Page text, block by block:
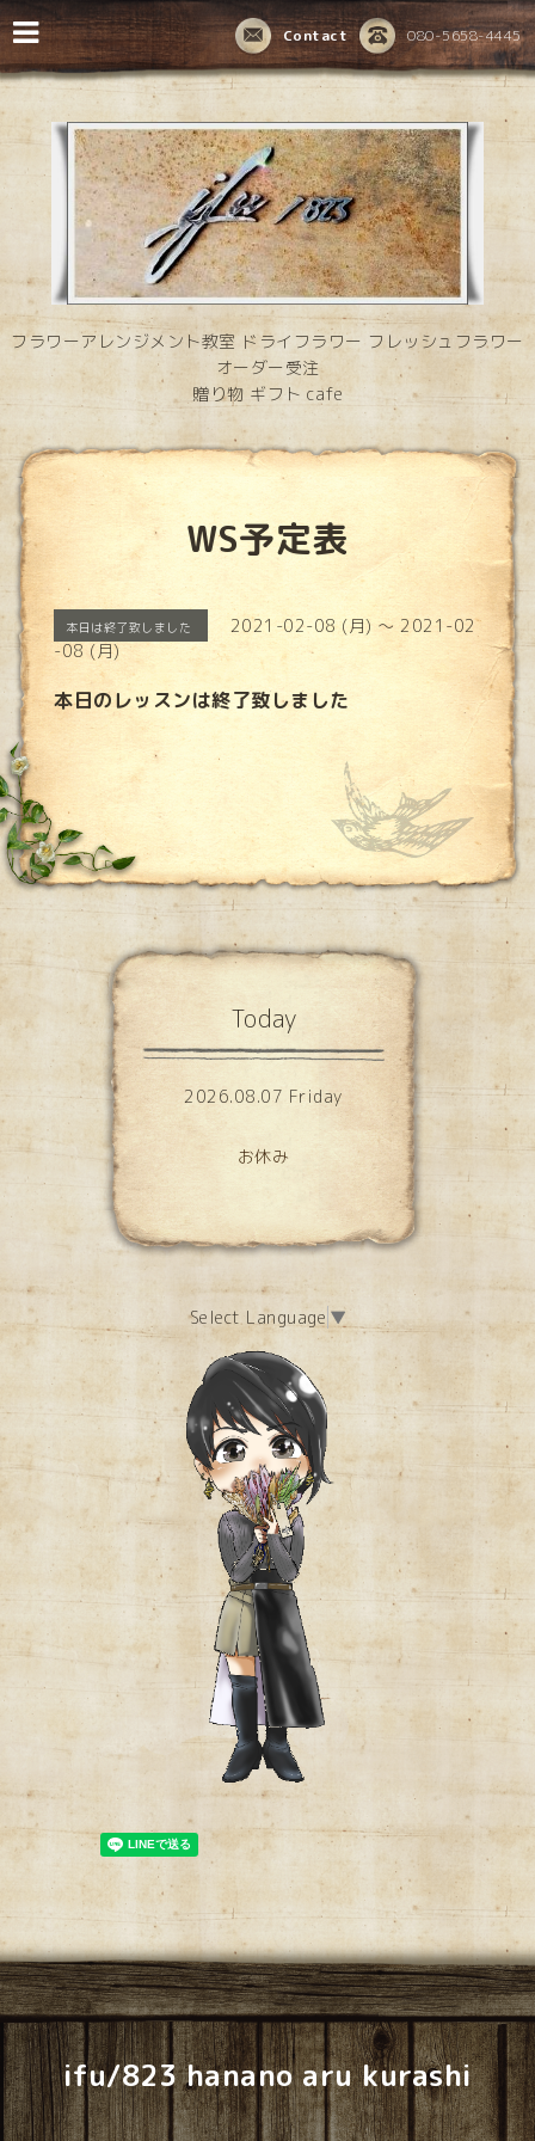
080-5658-4445
Contact
フラワーアレンジメント教室 ドライフラワー フレッシュフラワー
オーダー受注
贈り物 ギフト cafe
WS予定表
本日は終了致しました
2021-02-08 (月) ～ 2021-02
-08 (月)
本日のレッスンは終了致しました
Today
2026.08.07 Friday
お休み
Select Language ▼
ifu/823 hanano aru kurashi